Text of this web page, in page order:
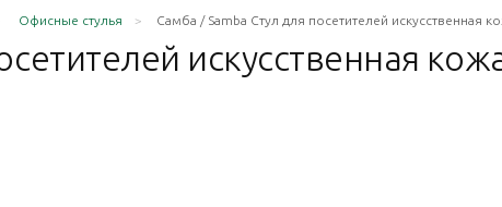
Офисные стулья Самба / Samba Стул для посетителей искусственная
искусственная